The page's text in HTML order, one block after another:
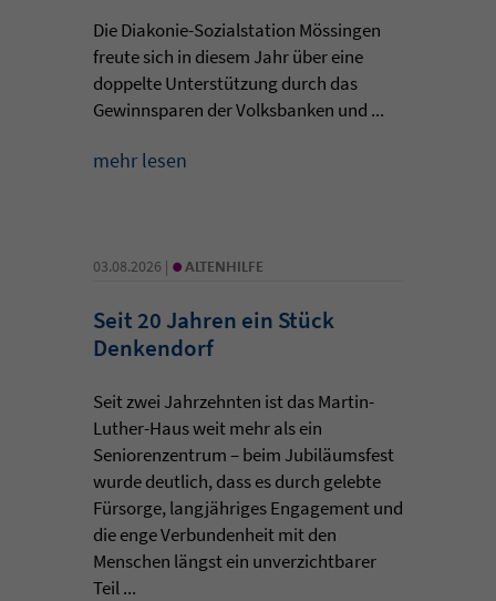
Die Diakonie-Sozialstation Mössingen
freute sich in diesem Jahr über eine
doppelte Unterstützung durch das
Gewinnsparen der Volksbanken und ...
mehr lesen
03.08.2026 | • ALTENHILFE
Seit 20 Jahren ein Stück
Denkendorf
Seit zwei Jahrzehnten ist das Martin-
Luther-Haus weit mehr als ein
Seniorenzentrum – beim Jubiläumsfest
wurde deutlich, dass es durch gelebte
Fürsorge, langjähriges Engagement und
die enge Verbundenheit mit den
Menschen längst ein unverzichtbarer
Teil ...